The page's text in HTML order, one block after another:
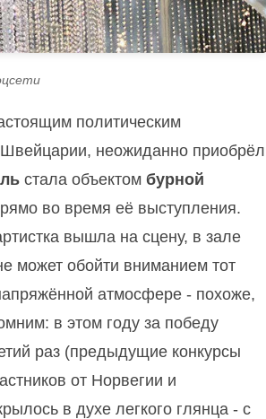
политическим
неожиданно приобрёл
стала объектом бурной
во время её выступления.
вышла на сцену, в зале
может обойти вниманием тот
атмосфере - похоже,
в этом году за победу
раз (предыдущие конкурсы
от Норвегии и
в духе легкого глянца - с